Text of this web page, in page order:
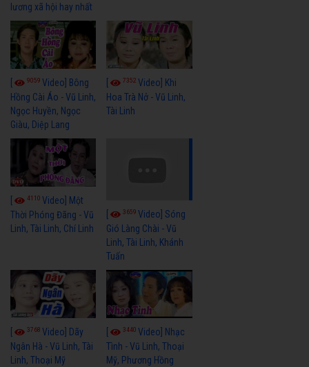
lương xã hội hay nhất
9059 Video] Bông
Hồng Cài Áo - Vũ Linh,
Ngọc Huyền, Ngọc
Giàu, Diệp Lang
7352Video] Khi
Hoa Trà Nở - Vũ Linh,
Tài Linh
4110 Video] Một
Thời Phóng Đãng - Vũ
Linh, Tài Linh, Chí Linh
3659Video] Sóng
Gió Làng Chài - Vũ
Linh, Tài Linh, Khánh
Tuấn
3768 Video] Dãy
Ngân Hà - Vũ Linh, Tài
Linh, Thoại Mỹ
3440Video] Nhạc
Tình - Vũ Linh, Thoại
Mỹ, Phương Hồng